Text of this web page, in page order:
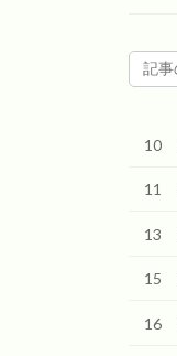
10
11
13
15
16